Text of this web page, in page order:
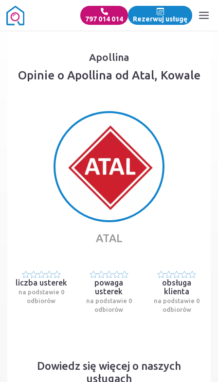
797 014 014 Rezerwuj usługę
Apollina
Opinie o Apollina od Atal, Kowale
ATAL
liczba usterek
na podstawie 0
odbiorów
powaga
usterek
na podstawie 0
odbiorów
obsługa
klienta
na podstawie 0
odbiorów
Dowiedz się więcej o naszych
usługach